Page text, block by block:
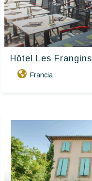
Hôtel Les Frangins
Francia